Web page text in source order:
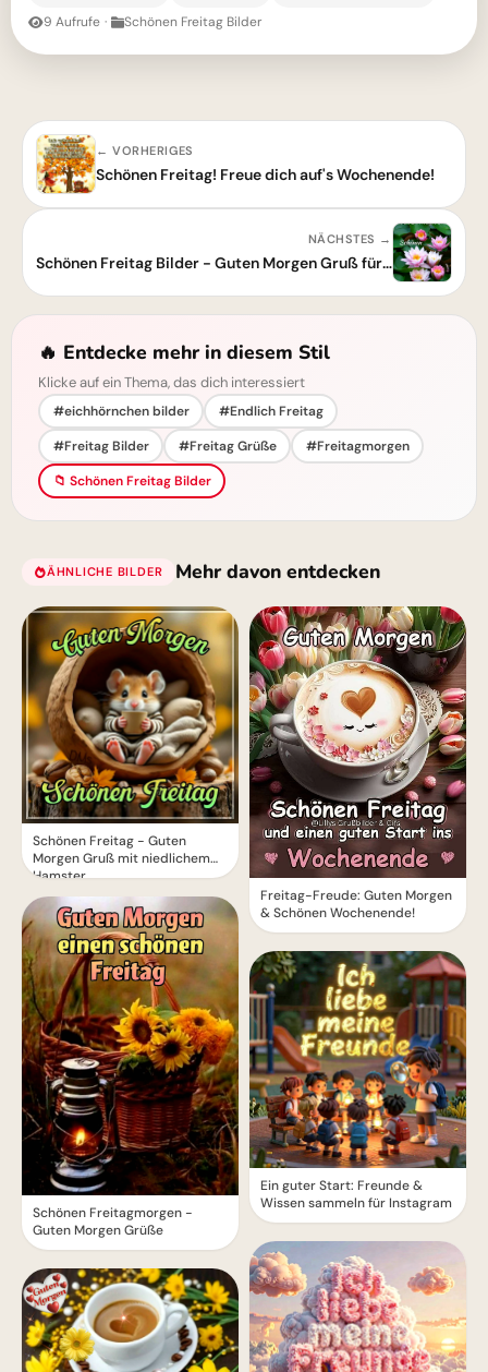
9 Aufrufe · Schönen Freitag Bilder
← VORHERIGES
Schönen Freitag! Freue dich auf's Wochenende!
NÄCHSTES →
Schönen Freitag Bilder - Guten Morgen Gruß für Freitag
🔥 Entdecke mehr in diesem Stil
Klicke auf ein Thema, das dich interessiert
#eichhörnchen bilder
#Endlich Freitag
#Freitag Bilder
#Freitag Grüße
#Freitagmorgen
📁 Schönen Freitag Bilder
ÄHNLICHE BILDER Mehr davon entdecken
Schönen Freitag - Guten
Morgen Gruß mit niedlichem
Hamster
Schönen Freitagmorgen -
Guten Morgen Grüße
Freitag-Freude: Guten Morgen
& Schönen Wochenende!
Ein guter Start: Freunde &
Wissen sammeln für Instagram